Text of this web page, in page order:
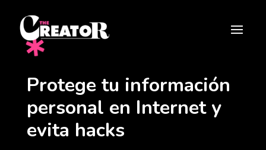

Protege tu información
personal en Internet y
evita hacks